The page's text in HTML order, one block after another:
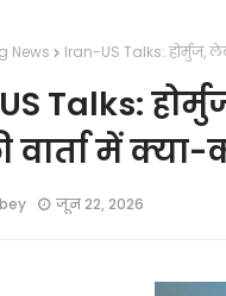
News Iran-US Talks: होर्मुज,
Talks:
वार्ता में
जून 22, 2026